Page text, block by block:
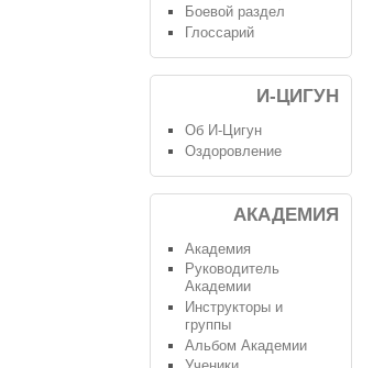
Боевой раздел
Глоссарий
И-ЦИГУН
Об И-Цигун
Оздоровление
АКАДЕМИЯ
Академия
Руководитель
Академии
Инструкторы и
группы
Альбом Академии